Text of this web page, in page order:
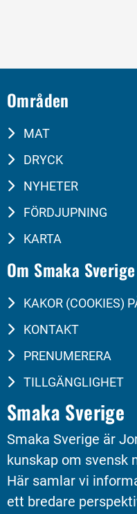
Områden
MAT
DRYCK
NYHETER
FÖRDJUPNING
KARTA
Om Smaka Sverige
KAKOR (COOKIES)
KONTAKT
PRENUMERERA
TILLGÄNGLIGHET
Smaka Sverige
Smaka Sverige är
kunskap om svensk
Här samlar vi
ett bredare